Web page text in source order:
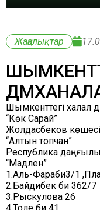
Жаңалықтар
Шымкенттегі халал
“Көк Сарай”
Жолдасбеков
“Алтын топчан”
Республика
“Мадлен”
1.Аль-Фараби3/1
2.Байдибек би 362/7
3.Рыскулова 26